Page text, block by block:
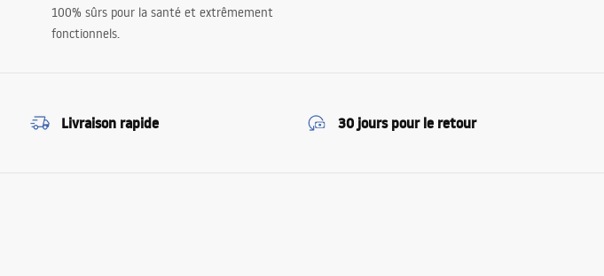
100% sûrs pour la santé et extrêmement
fonctionnels.
Livraison rapide 30 jours pour le retour